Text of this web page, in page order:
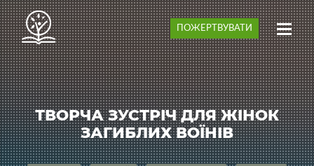
ПОЖЕРТВУВАТИ
ТВОРЧА ЗУСТРІЧ ДЛЯ ЖІНОК
ЗАГИБЛИХ ВОЇНІВ